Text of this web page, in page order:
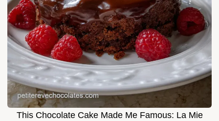
This Chocolate Cake Made Me Famous: La Mie